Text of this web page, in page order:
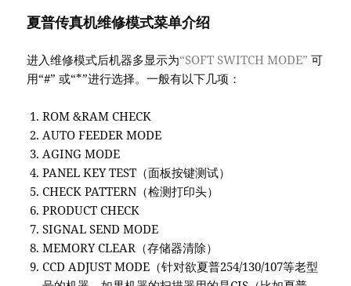
夏普传真机维修模式菜单介绍
进入维修模式后机器多显示为“SOFT SWITCH MODE”可
用“#” 或“*”进行选择。一般有以下几项：
ROM &RAM CHECK
AUTO FEEDER MODE
AGING MODE
PANEL KEY TEST（面板按键测试）
CHECK PATTERN（检测打印头）
PRODUCT CHECK
SIGNAL SEND MODE
MEMORY CLEAR（存储器清除）
CCD ADJUST MODE（针对欲夏普254/130/107等老型